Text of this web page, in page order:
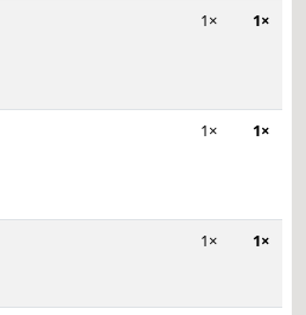
1× 1×
1× 1×
1× 1×